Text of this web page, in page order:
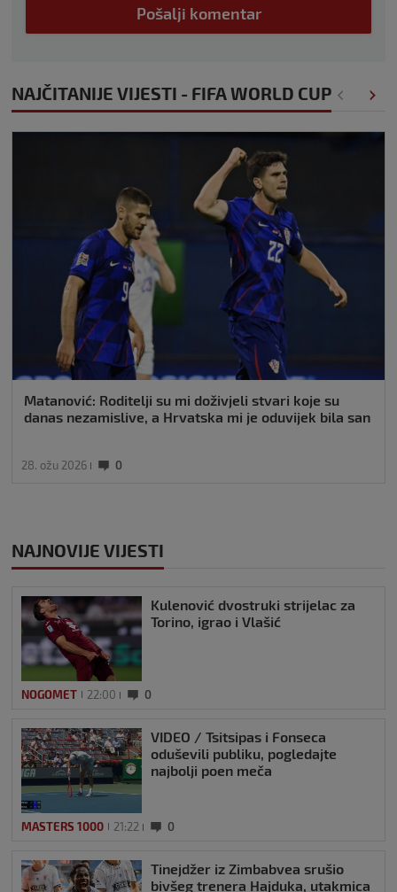
Pošalji komentar
NAJČITANIJE VIJESTI - FIFA WORLD CUP
Matanović: Roditelji su mi doživjeli stvari koje su
danas nezamislive, a Hrvatska mi je oduvijek bila san
28. ožu 2026 0
NAJNOVIJE VIJESTI
Kulenović dvostruki strijelac za
Torino, igrao i Vlašić
NOGOMET 22:00 0
VIDEO / Tsitsipas i Fonseca
oduševili publiku, pogledajte
najbolji poen meča
MASTERS 1000 21:22 0
Tinejdžer iz Zimbabvea srušio
bivšeg trenera Hajduka, utakmica